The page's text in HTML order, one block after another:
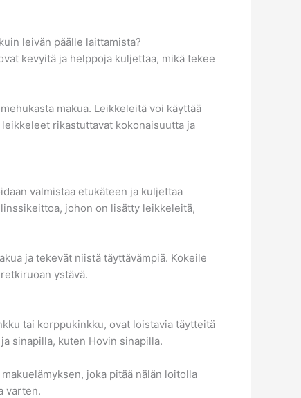
leivän päälle laittamista?
kevyitä ja helppoja kuljettaa, mikä tekee
makua. Leikkeleitä voi käyttää
rikastuttavat kokonaisuutta ja
valmistaa etukäteen ja kuljettaa
johon on lisätty leikkeleitä,
ja tekevät niistä täyttävämpiä. Kokeile
ystävä.
tai korppukinkku, ovat loistavia täytteitä
sinapilla, kuten Hovin sinapilla.
joka pitää nälän loitolla
varten.